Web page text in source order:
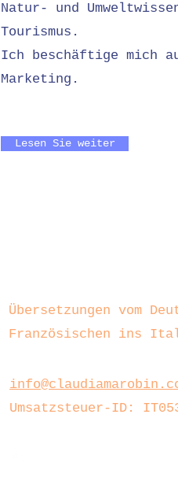
Natur- und
Tourismus.
Ich beschäftige mich
Marketing.
Lesen Sie weiter
Übersetzungen vom
Französischen ins
Umsatzsteuer-ID: